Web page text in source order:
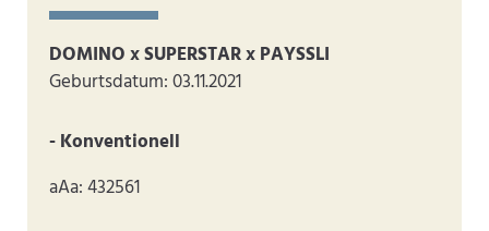
DOMINO x SUPERSTAR x PAYSSLI
Geburtsdatum: 03.11.2021
- Konventionell
aAa: 432561